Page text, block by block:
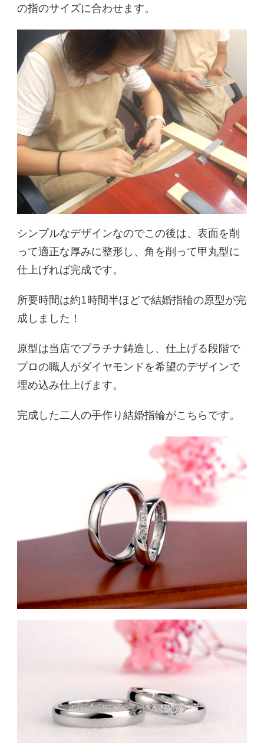
の指のサイズに合わせます。
シンプルなデザインなのでこの後は、表面を削
って適正な厚みに整形し、角を削って甲丸型に
仕上げれば完成です。
所要時間は約1時間半ほどで結婚指輪の原型が完
成しました！
原型は当店でプラチナ鋳造し、仕上げる段階で
プロの職人がダイヤモンドを希望のデザインで
埋め込み仕上げます。
完成した二人の手作り結婚指輪がこちらです。